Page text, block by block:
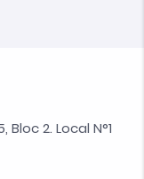
2. Local N°1